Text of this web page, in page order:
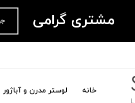
مشتری گرامی
خانه لوستر مدرن و آباژور